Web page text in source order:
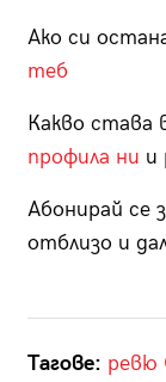
Ако си
теб
Какво става
профила ни и
Абонирай се
отблизо и
Тагове: ревю